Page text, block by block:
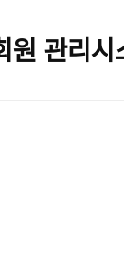
원 관리시